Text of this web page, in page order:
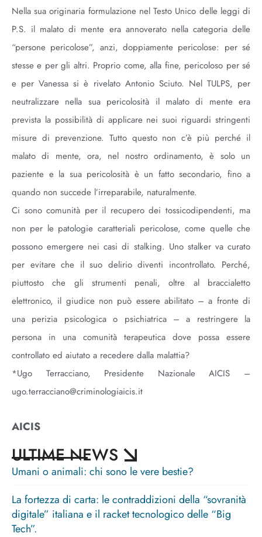
Nella sua originaria formulazione nel Testo Unico delle leggi di
P.S. il malato di mente era annoverato nella categoria delle
“persone pericolose”, anzi, doppiamente pericolose: per sé
stesse e per gli altri. Proprio come, alla fine, pericoloso per sé
e per Vanessa si è rivelato Antonio Sciuto. Nel TULPS, per
neutralizzare nella sua pericolosità il malato di mente era
prevista la possibilità di applicare nei suoi riguardi stringenti
misure di prevenzione. Tutto questo non c’è più perché il
malato di mente, ora, nel nostro ordinamento, è solo un
paziente e la sua pericolosità è un fatto secondario, fino a
quando non succede l’irreparabile, naturalmente.
Ci sono comunità per il recupero dei tossicodipendenti, ma
non per le patologie caratteriali pericolose, come quelle che
possono emergere nei casi di stalking. Uno stalker va curato
per evitare che il suo delirio diventi incontrollato. Perché,
piuttosto che gli strumenti penali, oltre al braccialetto
elettronico, il giudice non può essere abilitato – a fronte di
una perizia psicologica o psichiatrica – a restringere la
persona in una comunità terapeutica dove possa essere
controllato ed aiutato a recedere dalla malattia?
*Ugo Terracciano, Presidente Nazionale AICIS –
ugo.terracciano@criminologiaicis.it
AICIS
ULTIME NEWS
Umani o animali: chi sono le vere bestie?
La fortezza di carta: le contraddizioni della “sovranità
digitale” italiana e il racket tecnologico delle “Big
Tech”.